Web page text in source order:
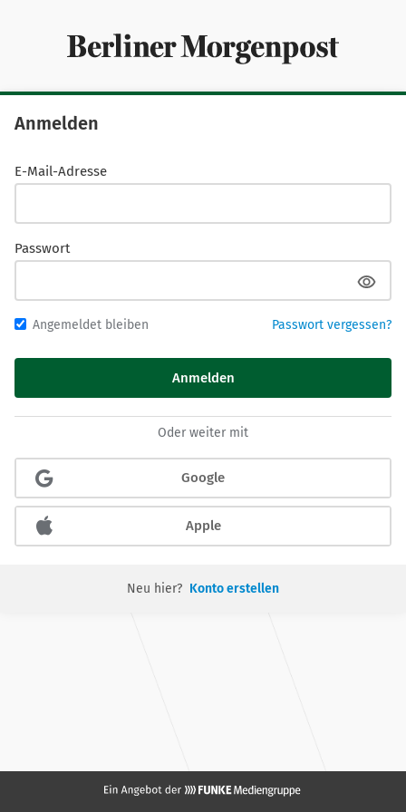
Anmelden
E-Mail-Adresse
Passwort
Angemeldet bleiben Passwort vergessen?
Anmelden
Oder weiter mit
Google
Apple
Neu hier? Konto erstellen